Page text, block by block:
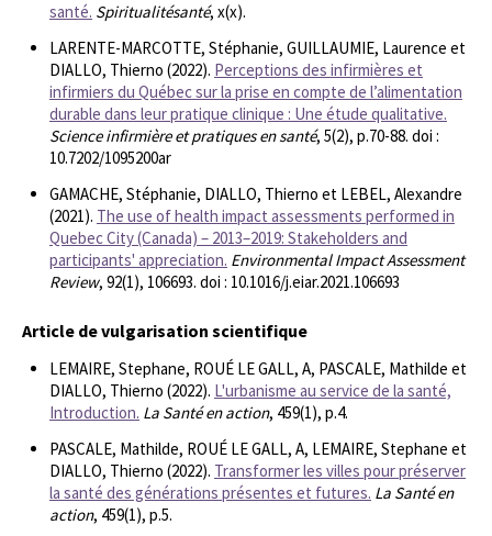
santé. Spiritualitésanté, x(x).
LARENTE-MARCOTTE, Stéphanie, GUILLAUMIE, Laurence et
DIALLO, Thierno (2022). Perceptions des infirmières et
infirmiers du Québec sur la prise en compte de l’alimentation
durable dans leur pratique clinique : Une étude qualitative.
Science infirmière et pratiques en santé, 5(2), p.70-88. doi :
10.7202/1095200ar
GAMACHE, Stéphanie, DIALLO, Thierno et LEBEL, Alexandre
(2021). The use of health impact assessments performed in
Quebec City (Canada) – 2013–2019: Stakeholders and
participants' appreciation. Environmental Impact Assessment
Review, 92(1), 106693. doi : 10.1016/j.eiar.2021.106693
Article de vulgarisation scientifique
LEMAIRE, Stephane, ROUÉ LE GALL, A, PASCALE, Mathilde et
DIALLO, Thierno (2022). L'urbanisme au service de la santé,
Introduction. La Santé en action, 459(1), p.4.
PASCALE, Mathilde, ROUÉ LE GALL, A, LEMAIRE, Stephane et
DIALLO, Thierno (2022). Transformer les villes pour préserver
la santé des générations présentes et futures. La Santé en
action, 459(1), p.5.